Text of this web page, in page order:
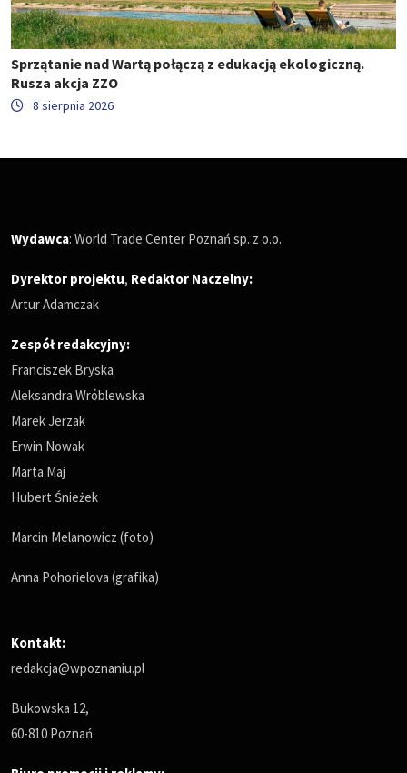
Sprzątanie nad Wartą połączą z edukacją ekologiczną.
Rusza akcja ZZO
8 sierpnia 2026
Wydawca: World Trade Center Poznań sp. z o.o.
Dyrektor projektu, Redaktor Naczelny:
Artur Adamczak
Zespół redakcyjny:
Franciszek Bryska
Aleksandra Wróblewska
Marek Jerzak
Erwin Nowak
Marta Maj
Hubert Śnieżek
Marcin Melanowicz (foto)
Anna Pohorielova (grafika)
Kontakt:
redakcja@wpoznaniu.pl
Bukowska 12,
60-810 Poznań